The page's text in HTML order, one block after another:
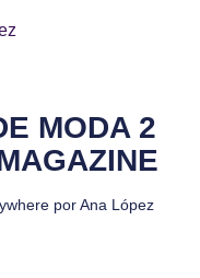
MODA 2
por Ana López